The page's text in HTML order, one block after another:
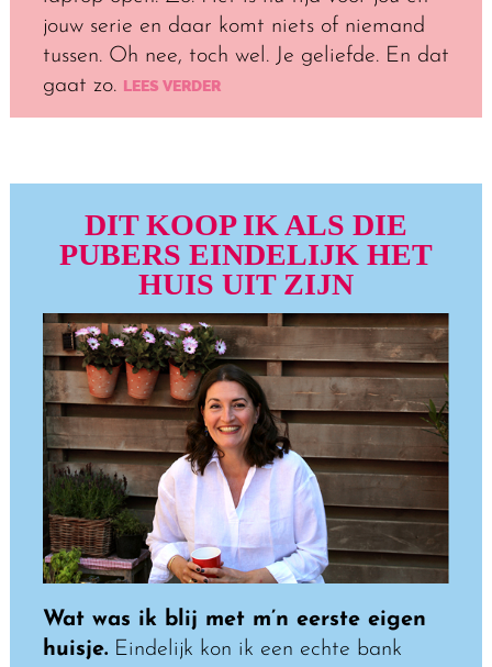
jouw serie en daar komt niets of niemand
tussen. Oh nee, toch wel. Je geliefde. En dat
gaat zo.LEES VERDER
DIT KOOP IK ALS DIE
PUBERS EINDELIJK HET
HUIS UIT ZIJN
Wat was ik blij met m’n eerste eigen
huisje.Eindelijk kon ik een echte bank